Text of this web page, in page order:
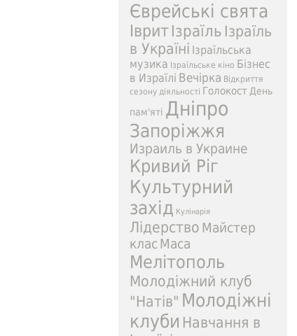
Єврейські свята
Іврит Ізраїль Ізраїль
в Україні Ізраїльська
музика Ізраїльське кіно Бізнес
в Израїлі Вечірка Відкриття
сезону діяльності Голокост День
пам'яті Дніпро
Запоріжжя
Израиль в Украине
Кривий Ріг
Культурний
захід Кулінарія
Лідерство Майстер
клас Маса
Мелітополь
Молодіжний клуб
"Натів" Молодіжні
клуби Навчання в